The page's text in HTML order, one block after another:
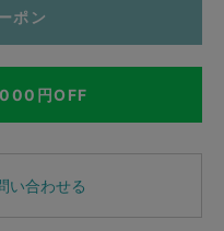
ポン
円OFF
い合わせる